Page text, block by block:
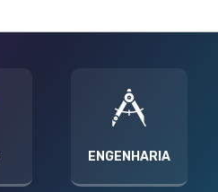
ENGENHARIA